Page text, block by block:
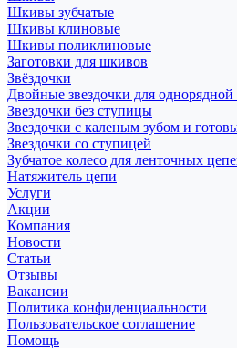
Шкивы зубчатые
Шкивы клиновые
Шкивы поликлиновые
Заготовки для шкивов
Звёздочки
Двойные звездочки для однорядной
Звездочки без ступицы
Звездочки с каленым зубом и
Звездочки со ступицей
Зубчатое колесо для ленточных
Натяжитель цепи
Услуги
Акции
Компания
Новости
Статьи
Отзывы
Вакансии
Политика конфиденциальности
Пользовательское соглашение
Помощь